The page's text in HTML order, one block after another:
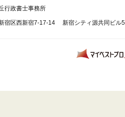
行政書士事務所
宿区西新宿7-17-14 新宿シティ源共同ビル